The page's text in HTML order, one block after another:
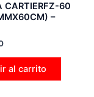
CARTIERFZ-60
–
al carrito